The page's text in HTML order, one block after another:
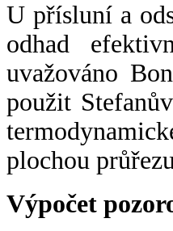
U přísluní a
odhad
uvažováno
použit
plochou
Výpočet